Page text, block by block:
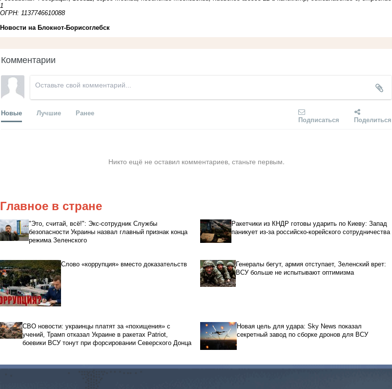
1
ОГРН: 1137746610088
Новости на Блoкнoт-Борисоглебск
Комментарии
Новые Лучшие Ранее
Подписаться Поделиться
Никто ещё не оставил комментариев, станьте первым.
Главное в стране
"Это, считай, всё!": Экс-сотрудник Службы
безопасности Украины назвал главный признак конца
режима Зеленского
Ракетчики из КНДР готовы ударить по Киеву: Запад
паникует из-за российско-корейского сотрудничества
Слово «коррупция» вместо доказательств
Генералы бегут, армия отступает, Зеленский врет:
ВСУ больше не испытывают оптимизма
СВО новости: украинцы платят за «похищения» с
учений, Трамп отказал Украине в ракетах Patriot,
боевики ВСУ тонут при форсировании Северского Донца
Новая цель для удара: Sky News показал
секретный завод по сборке дронов для ВСУ